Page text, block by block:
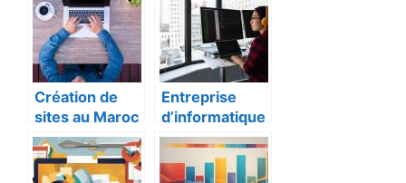
nt Web en
France
en France –
Guide
Essentiel
Création de
sites au Maroc
: pourquoi ne
plus faire
développer
Entreprise
d’informatique
: Quelle étude
pour
l’intégrer ?